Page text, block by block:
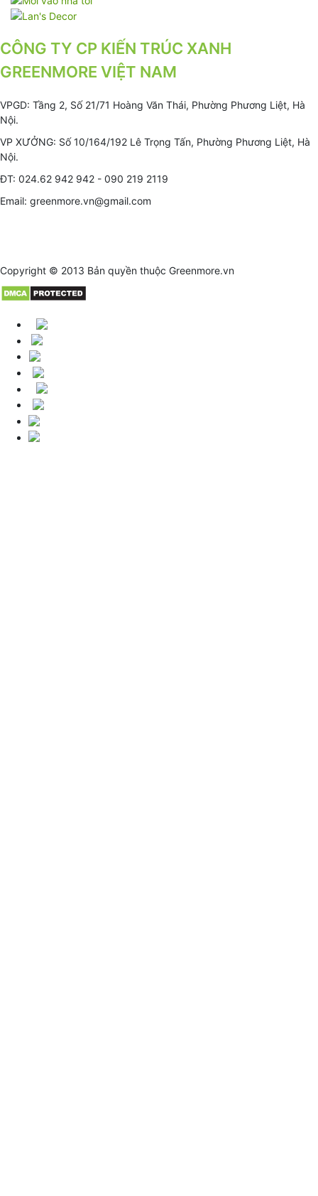
CÔNG TY CP KIẾN TRÚC XANH
GREENMORE VIỆT NAM
VPGD: Tầng 2, Số 21/71 Hoàng Văn Thái, Phường Phương Liệt, Hà
Nội.
VP XƯỞNG: Số 10/164/192 Lê Trọng Tấn, Phường Phương Liệt, Hà
Nội.
ĐT: 024.62 942 942 - 090 219 2119
Email: greenmore.vn@gmail.com
Copyright © 2013 Bản quyền thuộc Greenmore.vn